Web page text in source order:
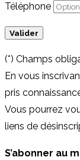
Téléphone
(*) Champs
En vous
pris
Vous pourrez
liens de
S’abonner au